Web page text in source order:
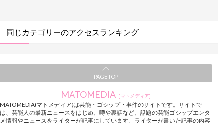
同じカテゴリーのアクセスランキング
PAGE TOP
MATOMEDIA [マトメディア]
MATOMEDIA(マトメディア)は芸能・ゴシップ・事件のサイトです。サイトで
は、芸能人の最新ニュースをはじめ、噂や裏話など、話題の芸能ゴシップエンタ
メ情報やニュースをライターが記事にしています。ライターが書いた記事の内容